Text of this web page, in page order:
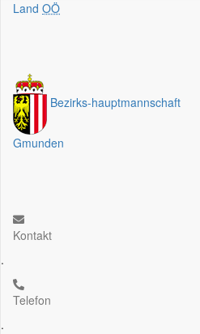
Land OÖ
Bezirks-hauptmannschaft
Gmunden
Kontakt
.
Telefon
.